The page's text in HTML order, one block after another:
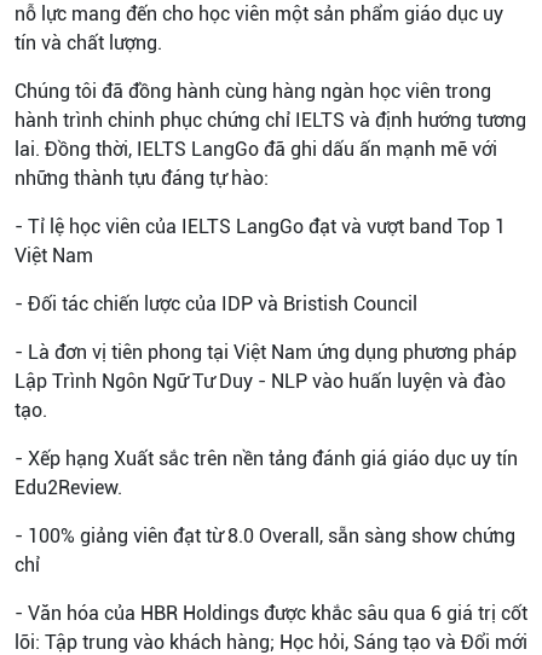
nỗ lực mang đến cho học viên một sản phẩm giáo dục uy
tín và chất lượng.
Chúng tôi đã đồng hành cùng hàng ngàn học viên trong
hành trình chinh phục chứng chỉ IELTS và định hướng tương
lai. Đồng thời, IELTS LangGo đã ghi dấu ấn mạnh mẽ với
những thành tựu đáng tự hào:
- Tỉ lệ học viên của IELTS LangGo đạt và vượt band Top 1
Việt Nam
- Đối tác chiến lược của IDP và Bristish Council
- Là đơn vị tiên phong tại Việt Nam ứng dụng phương pháp
Lập Trình Ngôn Ngữ Tư Duy - NLP vào huấn luyện và đào
tạo.
- Xếp hạng Xuất sắc trên nền tảng đánh giá giáo dục uy tín
Edu2Review.
- 100% giảng viên đạt từ 8.0 Overall, sẵn sàng show chứng
chỉ
- Văn hóa của HBR Holdings được khắc sâu qua 6 giá trị cốt
lõi: Tập trung vào khách hàng; Học hỏi, Sáng tạo và Đổi mới